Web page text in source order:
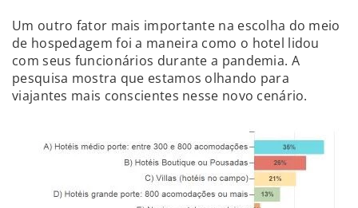
Um outro fator mais importante na escolha do meio
de hospedagem foi a maneira como o hotel lidou
com seus funcionários durante a pandemia. A
pesquisa mostra que estamos olhando para
viajantes mais conscientes nesse novo cenário.